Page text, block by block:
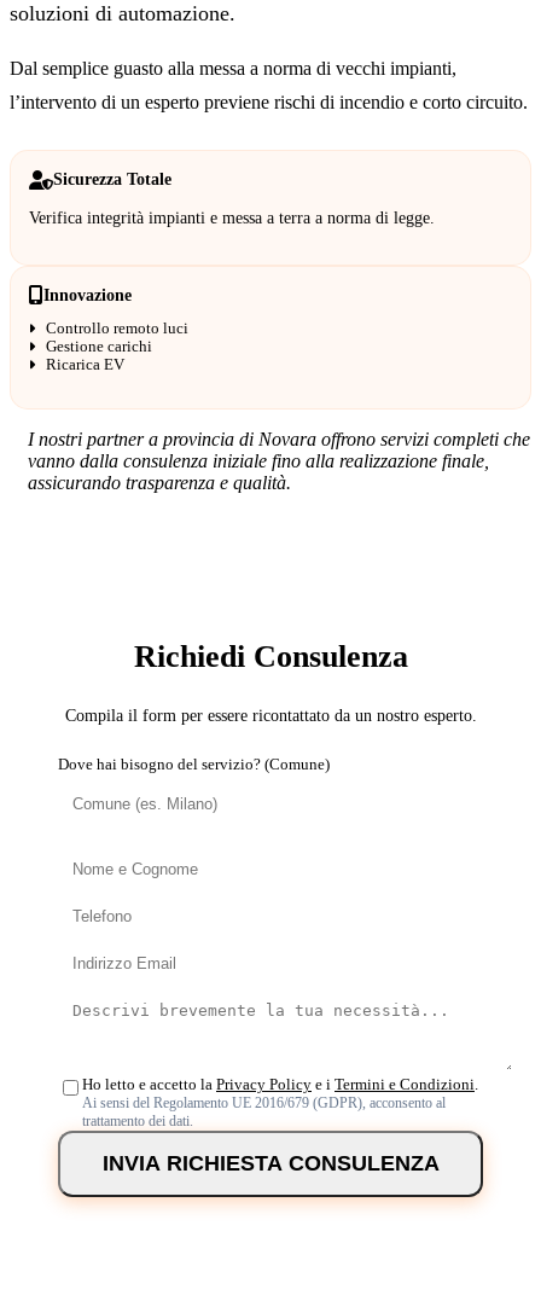
soluzioni di automazione.
Dal semplice guasto alla messa a norma di vecchi impianti,
l’intervento di un esperto previene rischi di incendio e corto circuito.
Sicurezza Totale
Verifica integrità impianti e messa a terra a norma di legge.
Innovazione
Controllo remoto luci
Gestione carichi
Ricarica EV
I nostri partner a provincia di Novara offrono servizi completi che
vanno dalla consulenza iniziale fino alla realizzazione finale,
assicurando trasparenza e qualità.
Richiedi Consulenza
Compila il form per essere ricontattato da un nostro esperto.
Dove hai bisogno del servizio? (Comune)
Ho letto e accetto la Privacy Policy e i Termini e Condizioni.
Ai sensi del Regolamento UE 2016/679 (GDPR), acconsento al
trattamento dei dati.
INVIA RICHIESTA CONSULENZA